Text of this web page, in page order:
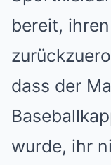
bereit,
dass der
wurde, ihr